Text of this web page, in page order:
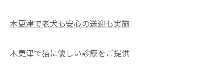
木更津で老犬も安心の送迎も実施
木更津で猫に優しい診療をご提供